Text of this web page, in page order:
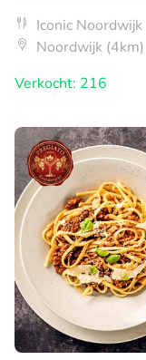
Iconic Noordwijk
Noordwijk (4km)
Verkocht: 216